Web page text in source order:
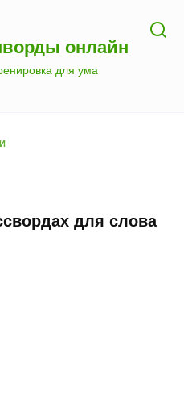
онлайн
для ума
для слова